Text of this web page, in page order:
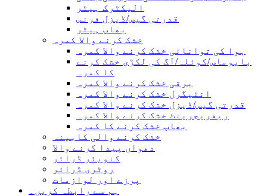
الیکٹرک ہیٹر
قدرتی گیس/ڈیزل فرنس
بھاپ ہیٹر
خشک کرنے والا کمرہ
ہوا کی توانائی خشک کرنے والا کمرہ
بایوماس/کوئلہ/آگ کی لکڑی خشک کرنے
کا کمرہ
برقی خشک کرنے والا کمرہ
انٹیگرل خشک کرنے والا کمرہ
قدرتی گیس/ڈیزل خشک کرنے والا کمرہ
ریفریجرینٹ خشک کرنے والا کمرہ
بھاپ خشک کرنے کا کمرہ
خشک کرنے والی کابینہ
دھواں پیدا کرنے والا
کنویئر ڈرائر
روٹری ڈرائر
پرزے اور لوازمات
ہم سے رابطہ کریں۔